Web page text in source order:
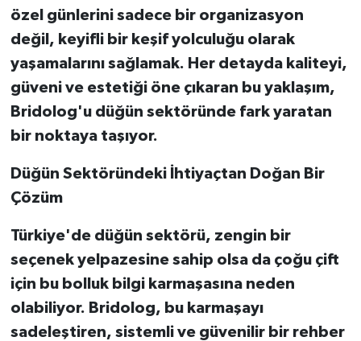
özel günlerini sadece bir organizasyon
değil, keyifli bir keşif yolculuğu olarak
yaşamalarını sağlamak. Her detayda kaliteyi,
güveni ve estetiği öne çıkaran bu yaklaşım,
Bridolog'u düğün sektöründe fark yaratan
bir noktaya taşıyor.
Düğün Sektöründeki İhtiyaçtan Doğan Bir
Çözüm
Türkiye'de düğün sektörü, zengin bir
seçenek yelpazesine sahip olsa da çoğu çift
için bu bolluk bilgi karmaşasına neden
olabiliyor. Bridolog, bu karmaşayı
sadeleştiren, sistemli ve güvenilir bir rehber